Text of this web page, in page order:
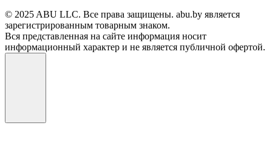
© 2025 ABU LLC. Все права защищены. abu.by является
зарегистрированным товарным знаком.
Вся представленная на сайте информация носит
информационный характер и не является публичной офертой.